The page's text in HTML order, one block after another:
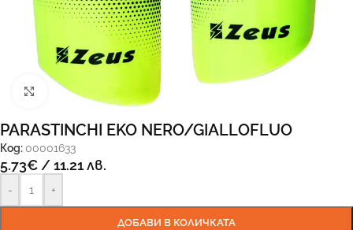
Увеличи
PARASTINCHI EKO NERO/GIALLOFLUO
Код: 00001633
5.73€/ 11.21 лв.
- +
ДОБАВИ В КОЛИЧКАТА